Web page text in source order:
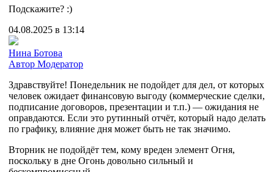
Подскажите? :)
04.08.2025 в 13:14
Нина Ботова
Автор Модератор
Здравствуйте! Понедельник не подойдет для дел, от которых
человек ожидает финансовую выгоду (коммерческие сделки,
подписание договоров, презентации и т.п.) — ожидания не
оправдаются. Если это рутинный отчёт, который надо делать
по графику, влияние дня может быть не так значимо.
Вторник не подойдёт тем, кому вреден элемент Огня,
поскольку в дне Огонь довольно сильный и